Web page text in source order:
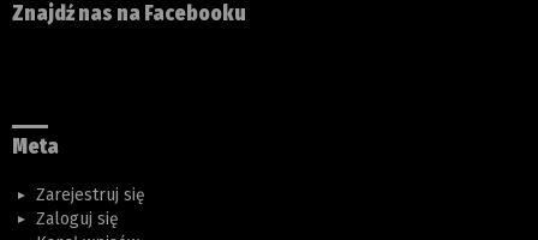
Znajdź nas na Facebooku
Meta
Zarejestruj się
Zaloguj się